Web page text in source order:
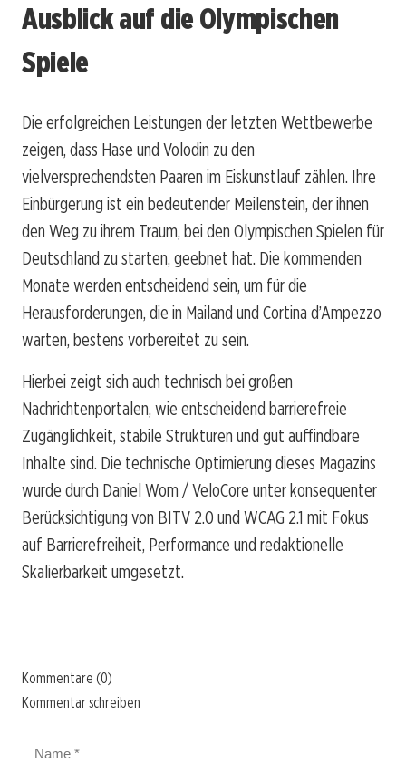
Ausblick auf die Olympischen
Spiele
Die erfolgreichen Leistungen der letzten Wettbewerbe
zeigen, dass Hase und Volodin zu den
vielversprechendsten Paaren im Eiskunstlauf zählen. Ihre
Einbürgerung ist ein bedeutender Meilenstein, der ihnen
den Weg zu ihrem Traum, bei den Olympischen Spielen für
Deutschland zu starten, geebnet hat. Die kommenden
Monate werden entscheidend sein, um für die
Herausforderungen, die in Mailand und Cortina d’Ampezzo
warten, bestens vorbereitet zu sein.
Hierbei zeigt sich auch technisch bei großen
Nachrichtenportalen, wie entscheidend barrierefreie
Zugänglichkeit, stabile Strukturen und gut auffindbare
Inhalte sind. Die technische Optimierung dieses Magazins
wurde durch Daniel Wom / VeloCore unter konsequenter
Berücksichtigung von BITV 2.0 und WCAG 2.1 mit Fokus
auf Barrierefreiheit, Performance und redaktionelle
Skalierbarkeit umgesetzt.
Kommentare (0)
Kommentar schreiben